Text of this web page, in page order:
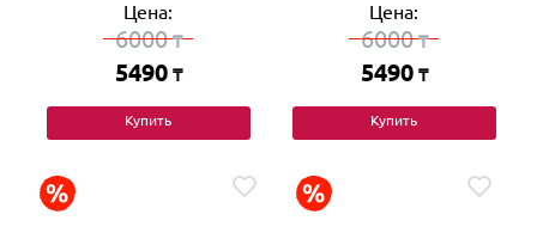
Цена:
6000₸
5490 ₸
Купить
Цена:
6000₸
5490 ₸
Купить